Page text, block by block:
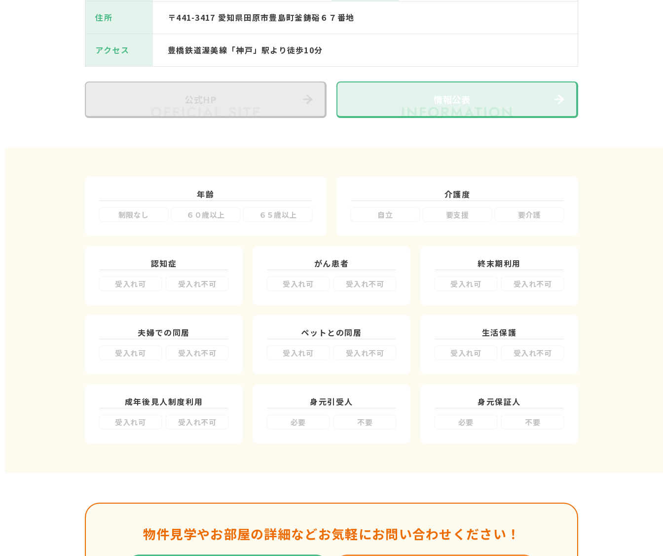
住所 〒441-3417 愛知県田原市豊島町釜鋳硲６７番地
アクセス 豊橋鉄道渥美線「神戸」駅より徒歩10分
情報公表
年齢
制限なし ６０歳以上 ６５歳以上
介護度
自立 要支援 要介護
認知症
受入れ可 受入れ不可
がん患者
受入れ可 受入れ不可
終末期利用
受入れ可 受入れ不可
夫婦での同居
受入れ可 受入れ不可
ペットとの同居
受入れ可 受入れ不可
生活保護
受入れ可 受入れ不可
成年後見人制度利用
受入れ可 受入れ不可
身元引受人
必要 不要
身元保証人
必要 不要
物件見学やお部屋の詳細などお気軽にお問い合わせください！